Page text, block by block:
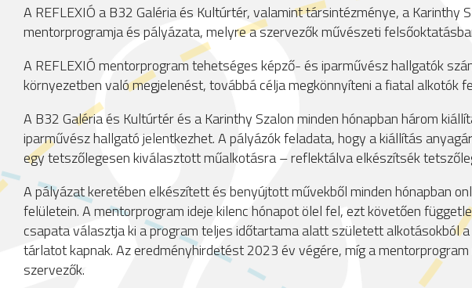
A REFLEXIÓ a B32 Galéria és Kultúrtér, valamint társintézménye, a
mentorprogramja és pályázata, melyre a szervezők művészeti
A REFLEXIÓ mentorprogram tehetséges képző- és iparművész hallgatók
környezetben való megjelenést, továbbá célja megkönnyíteni a fiatal alkotók
A B32 Galéria és Kultúrtér és a Karinthy Szalon minden hónapban három
iparművész hallgató jelentkezhet. A pályázók feladata, hogy a kiállítás
egy tetszőlegesen kiválasztott műalkotásra – reflektálva elkészítsék
A pályázat keretében elkészített és benyújtott művekből minden hónapban
felületein. A mentorprogram ideje kilenc hónapot ölel fel, ezt követően
csapata választja ki a program teljes időtartama alatt született alkotásokból
tárlatot kapnak. Az eredményhirdetést 2023 év végére, míg a
szervezők.